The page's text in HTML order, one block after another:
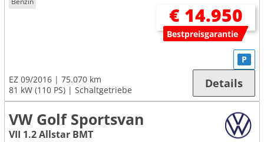
€ 14.950
Bestpreisgarantie
EZ 09/2016
75.070 km
81 kW (110 PS)
Schaltgetriebe
P
Details
VW Golf Sportsvan
VII 1.2 Allstar BMT